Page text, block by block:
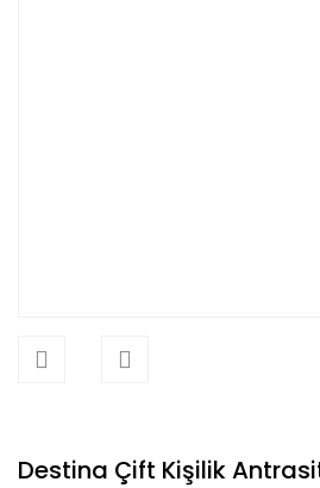
Destina Çift Kişilik